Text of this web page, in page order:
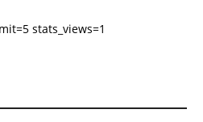
stats_views=1